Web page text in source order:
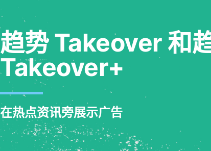
趋势 Takeover 和
Takeover+
在热点资讯旁展示广告